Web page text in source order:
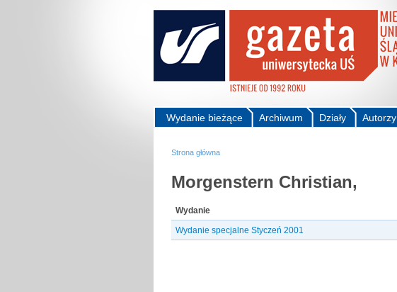
Autorzy
Działy
Archiwum
Wydanie bieżące
Strona główna
Morgenstern Christian,
Wydanie
Wydanie specjalne Styczeń 2001